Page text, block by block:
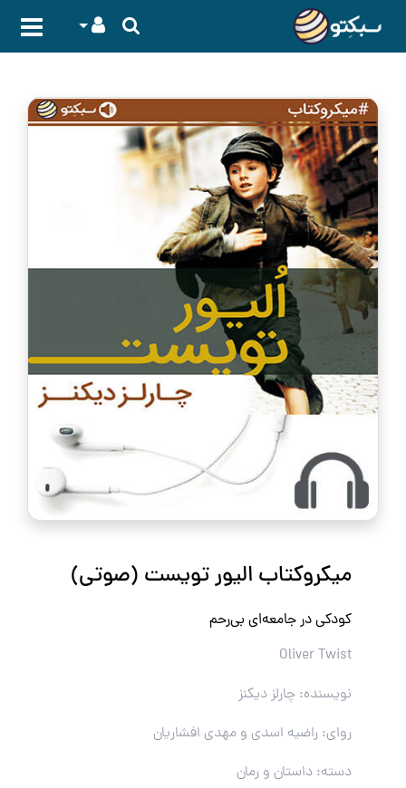
میکروکتاب الیور تویست (صوتی)
کودکی در جامعه‌ای بی‌رحم
Oliver Twist
نویسنده: چارلز دیکنز
روای: راضیه اسدی و مهدی افشاریان
دسته: داستان و رمان